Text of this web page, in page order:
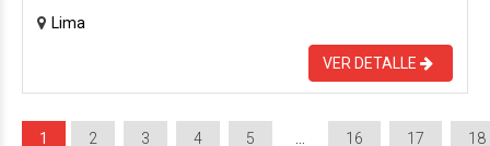
Lima
VER DETALLE
1 2 3 4 5 16 17 18